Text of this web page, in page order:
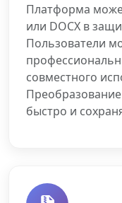
Платформа
или DOCX в
Пользователи
совместного
быстро и